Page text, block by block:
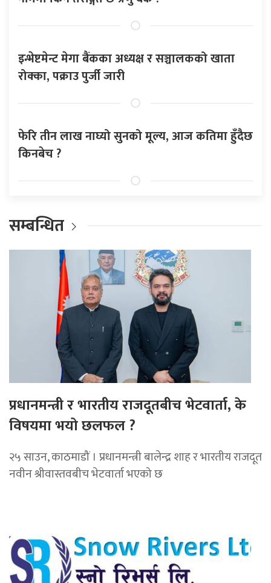
इन्भेष्टमेन्ट मेगा बैंकका अध्यक्ष र सञ्चालकको खाता
रोक्का, पक्राउ पुर्जी जारी
फेरि तीन लाख नाघ्यो सुनको मूल्य, आज कतिमा हुँदैछ
किनबेच ?
सम्बन्धित
प्रधानमन्त्री र भारतीय राजदूतबीच भेटवार्ता, के
विषयमा भयो छलफल ?
२५ साउन, काठमाडौं । प्रधानमन्त्री बालेन्द्र शाह र भारतीय राजदूत
नवीन श्रीवास्तवबीच भेटवार्ता भएको छ